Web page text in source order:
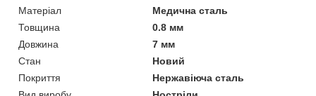
Матеріал
Медична сталь
Товщина
0.8 мм
Довжина
7 мм
Стан
Новий
Покриття
Нержавіюча сталь